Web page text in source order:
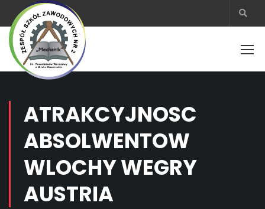
ATRAKCYJNOSC
ABSOLWENTOW
WLOCHY WEGRY
AUSTRIA